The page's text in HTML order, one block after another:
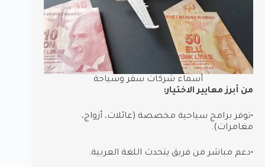
أسماء شركات سفر وسياحة
من أبرز معايير الاختيار:
•توفر برامج سياحية مخصصة (عائلات، أزواج،
مغامرات).
•دعم مباشر من فريق يتحدث اللغة العربية.